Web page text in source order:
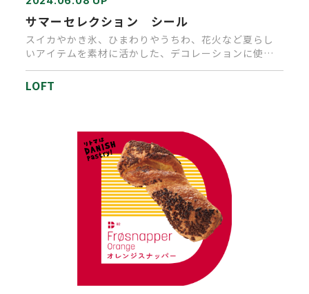
サマーセレクション シール
スイカやかき氷、ひまわりやうちわ、花火など夏らし
いアイテムを素材に活かした、デコレーションに使い
やすいデザインのシールで…
LOFT